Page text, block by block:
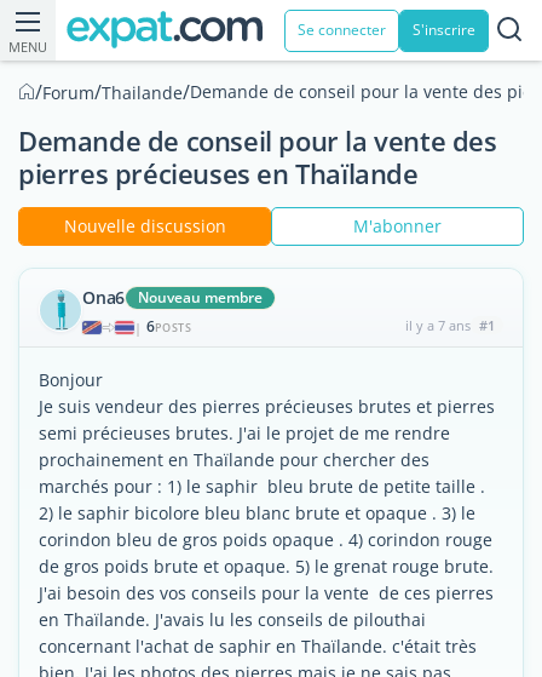
MENU
Se connecter S'inscrire
/Forum/Thailande/Demande de conseil pour la vente des
Demande de conseil pour la vente des
pierres précieuses en Thaïlande
Nouvelle discussion M'abonner
Ona6 Nouveau membre
| 6POSTS il y a 7 ans #1
Bonjour
Je suis vendeur des pierres précieuses brutes et pierres
semi précieuses brutes. J'ai le projet de me rendre
prochainement en Thaïlande pour chercher des
marchés pour : 1) le saphir bleu brute de petite taille .
2) le saphir bicolore bleu blanc brute et opaque . 3) le
corindon bleu de gros poids opaque . 4) corindon rouge
de gros poids brute et opaque. 5) le grenat rouge brute.
J'ai besoin des vos conseils pour la vente de ces pierres
en Thaïlande. J'avais lu les conseils de pilouthai
concernant l'achat de saphir en Thaïlande. c'était très